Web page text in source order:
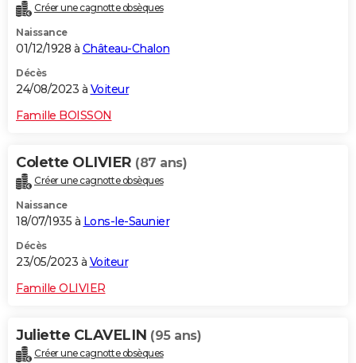
Créer une cagnotte obsèques
Naissance
01/12/1928 à Château-Chalon
Décès
24/08/2023 à Voiteur
Famille BOISSON
Colette OLIVIER (87 ans)
Créer une cagnotte obsèques
Naissance
18/07/1935 à Lons-le-Saunier
Décès
23/05/2023 à Voiteur
Famille OLIVIER
Juliette CLAVELIN (95 ans)
Créer une cagnotte obsèques